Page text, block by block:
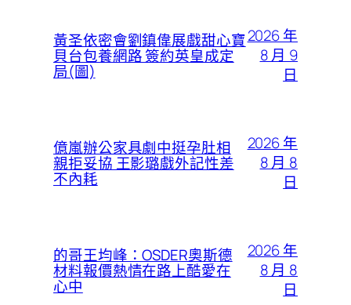
黃圣依密會劉鎮偉展戲甜心寶
貝台包養網路 簽約英皇成定
局(圖)
2026 年
8 月 9
日
億嵐辦公家具劇中挺孕肚相
親拒妥協 王影璐戲外記性差
不內耗
2026 年
8 月 8
日
的哥王均峰：OSDER奧斯德
材料報價熱情在路上酷愛在
心中
2026 年
8 月 8
日